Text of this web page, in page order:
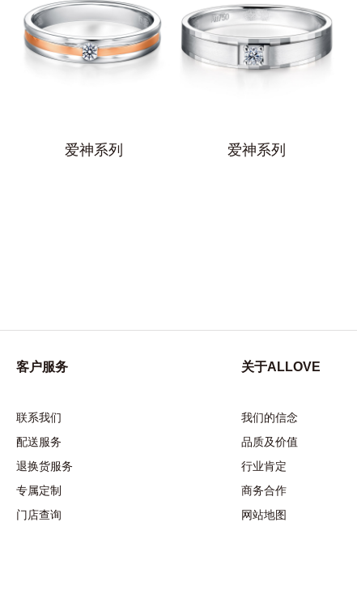
爱神系列 爱神系列
幸福秘境系列 幸福秘境系列
客户服务
联系我们
配送服务
退换货服务
专属定制
门店查询
关于ALLOVE
我们的信念
品质及价值
行业肯定
商务合作
网站地图